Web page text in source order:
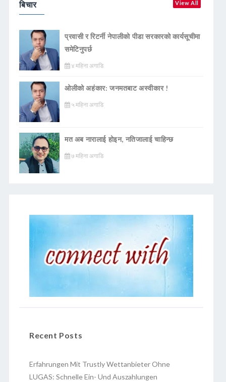
बिचार View All
प्रवासी र रिटर्नी नेपालीको पीडा सरकारको कार्यसूचीमा
समेटिनुपर्छ
४ महिना अगाडि
ओलीको अहंकार: जनमतबाट अस्वीकार !
५ महिना अगाडि
मत अब नारालाई होइन, नतिजालाई चाहिन्छ
७ महिना अगाडि
Recent Posts
Erfahrungen Mit Trustly Wettanbieter Ohne
LUGAS: Schnelle Ein- Und Auszahlungen